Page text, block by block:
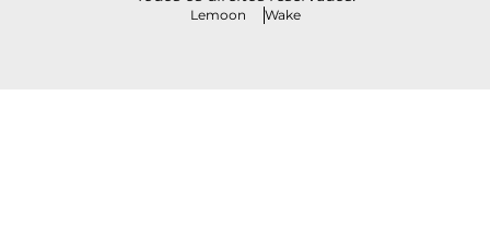
Lemoon Wake